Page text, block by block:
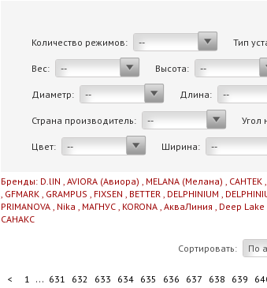
Количество режимов:
-- Тип
Вес: -- Высота: --
Диаметр: -- Длина: --
Страна производитель: -- Угол
Цвет: -- Ширина: --
Бренды: D.lIN , AVIORA (Авиора) , MELANA (Мелана) , САНТЕК ,
, GFMARK , GRAMPUS , FIXSEN , BETTER , DELPHINIUM ,
PRIMANOVA , Nika , МАГНУС , KORONA , АкваЛиния , Deep Lake
САНАКС
Сортировать: По
< 1 ... 631 632 633 634 635 636 637 638 639